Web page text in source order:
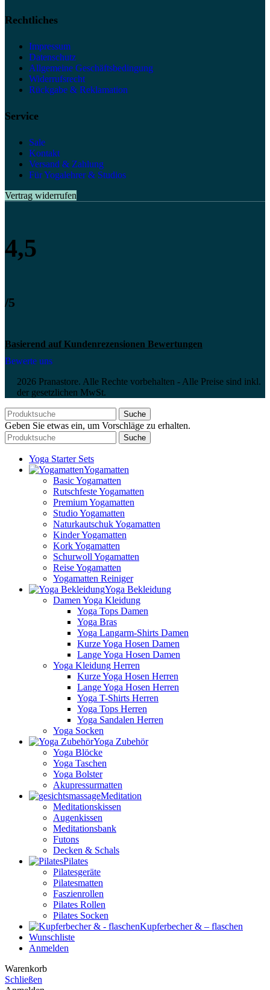
Rechtliches
Impressum
Datenschutz
Allgemeine Geschäftsbedingung
Widerrufsrecht
Rückgabe & Reklamation
Service
Sale
Kontakt
Versand & Zahlung
Für Yogalehrer & Studios
Vertrag widerrufen
4,5
/5
Basierend auf Kundenrezensionen Bewertungen
Bewerte uns
2026 Pranastore. Alle Rechte vorbehalten - Alle Preise sind inkl.
der gesetzlichen MwSt.
Suche
Geben Sie etwas ein, um Vorschläge zu erhalten.
Suche
Yoga Starter Sets
Yogamatten
Basic Yogamatten
Rutschfeste Yogamatten
Premium Yogamatten
Studio Yogamatten
Naturkautschuk Yogamatten
Kinder Yogamatten
Kork Yogamatten
Schurwoll Yogamatten
Reise Yogamatten
Yogamatten Reiniger
Yoga Bekleidung
Damen Yoga Kleidung
Yoga Tops Damen
Yoga Bras
Yoga Langarm-Shirts Damen
Kurze Yoga Hosen Damen
Lange Yoga Hosen Damen
Yoga Kleidung Herren
Kurze Yoga Hosen Herren
Lange Yoga Hosen Herren
Yoga T-Shirts Herren
Yoga Tops Herren
Yoga Sandalen Herren
Yoga Socken
Yoga Zubehör
Yoga Blöcke
Yoga Taschen
Yoga Bolster
Akupressurmatten
Meditation
Meditationskissen
Augenkissen
Meditationsbank
Futons
Decken & Schals
Pilates
Pilatesgeräte
Pilatesmatten
Faszienrollen
Pilates Rollen
Pilates Socken
Kupferbecher & – flaschen
Wunschliste
Anmelden
Warenkorb
Schließen